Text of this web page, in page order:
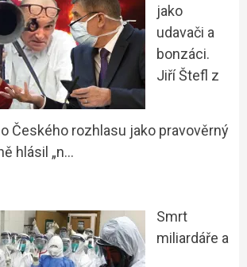
jako
udavači a
bonzáci.
Jiří Štefl z
Českého rozhlasu jako pravověrný
hlásil „n…
Smrt
miliardáře a